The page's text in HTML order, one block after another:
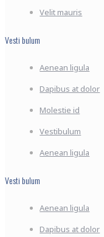
Velit mauris
Vesti bulum
Aenean ligula
Dapibus at dolor
Molestie id
Vestibulum
Aenean ligula
Vesti bulum
Aenean ligula
Dapibus at dolor